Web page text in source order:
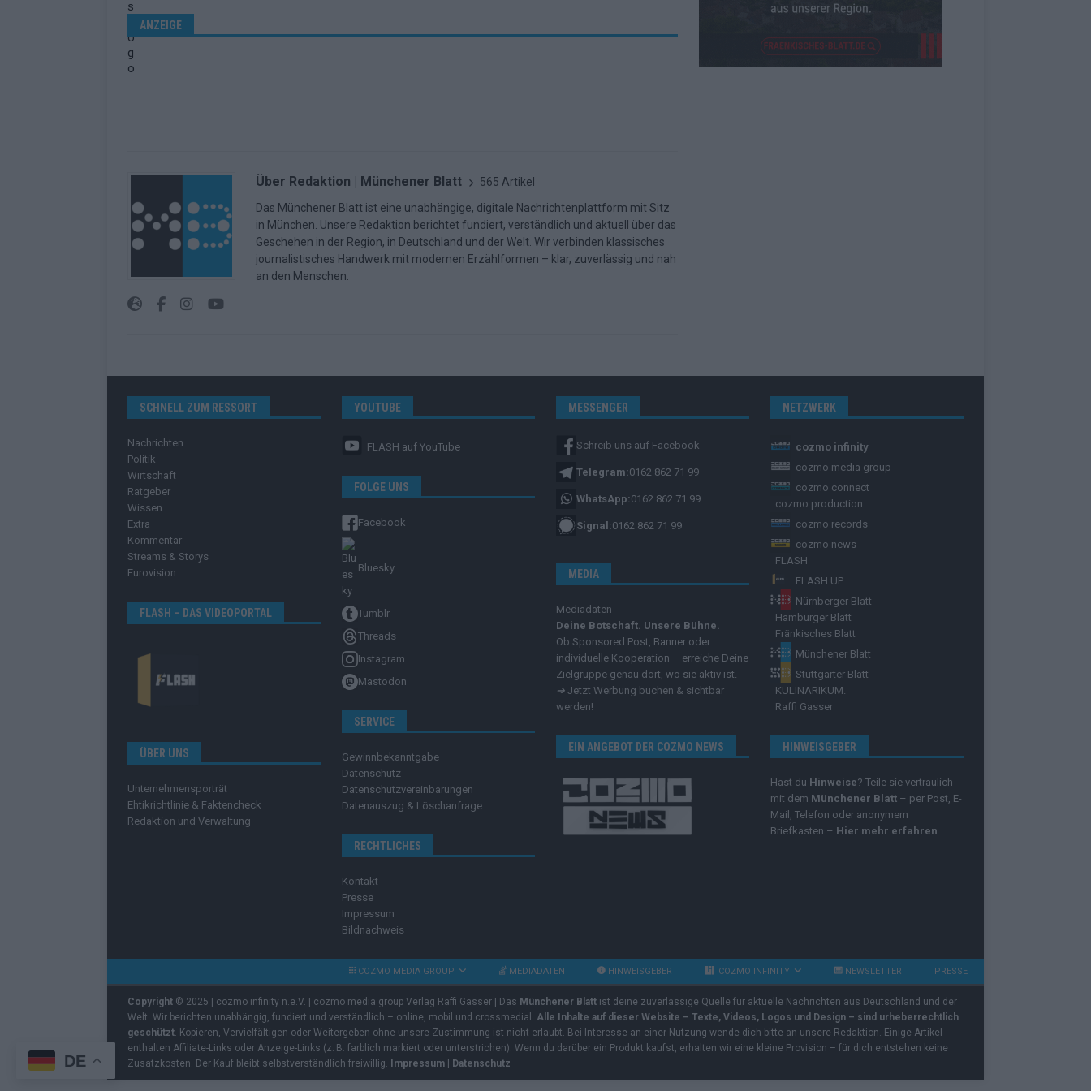
ANZEIGE
Über Redaktion | Münchener Blatt 565 Artikel
Das Münchener Blatt ist eine unabhängige, digitale Nachrichtenplattform mit Sitz
in München. Unsere Redaktion berichtet fundiert, verständlich und aktuell über das
Geschehen in der Region, in Deutschland und der Welt. Wir verbinden klassisches
journalistisches Handwerk mit modernen Erzählformen – klar, zuverlässig und nah
an den Menschen.
SCHNELL ZUM RESSORT
Nachrichten
Politik
Wirtschaft
Ratgeber
Wissen
Extra
Kommentar
Streams & Storys
Eurovision
FLASH – DAS VIDEOPORTAL
ÜBER UNS
Unternehmensporträt
Ehtikrichtlinie & Faktencheck
Redaktion und Verwaltung
YOUTUBE
FLASH auf YouTube
FOLGE UNS
Facebook
Bluesky
Tumblr
Threads
Instagram
Mastodon
SERVICE
Gewinnbekanntgabe
Datenschutz
Datenschutzvereinbarungen
Datenauszug & Löschanfrage
RECHTLICHES
Kontakt
Presse
Impressum
Bildnachweis
MESSENGER
Schreib uns auf Facebook
Telegram:0162 862 71 99
WhatsApp:0162 862 71 99
Signal:0162 862 71 99
MEDIA
Mediadaten
Deine Botschaft. Unsere Bühne.
Ob Sponsored Post, Banner oder
individuelle Kooperation – erreiche Deine
Zielgruppe genau dort, wo sie aktiv ist.
➔ Jetzt Werbung buchen & sichtbar
werden!
EIN ANGEBOT DER COZMO NEWS
NETZWERK
cozmo infinity
cozmo media group
cozmo connect
cozmo production
cozmo records
cozmo news
FLASH
FLASH UP
Nürnberger Blatt
Hamburger Blatt
Fränkisches Blatt
Münchener Blatt
Stuttgarter Blatt
KULINARIKUM.
Raffi Gasser
HINWEISGEBER
Hast du Hinweise? Teile sie vertraulich
mit dem Münchener Blatt – per Post, E-
Mail, Telefon oder anonymem
Briefkasten – Hier mehr erfahren.
COZMO MEDIA GROUP MEDIADATEN HINWEISGEBER COZMO INFINITY NEWSLETTER PRESSE
Copyright © 2025 | cozmo infinity n.e.V. | cozmo media group Verlag Raffi Gasser | Das Münchener Blatt ist deine zuverlässige Quelle für aktuelle Nachrichten aus Deutschland und der
Welt. Wir berichten unabhängig, fundiert und verständlich – online, mobil und crossmedial. Alle Inhalte auf dieser Website – Texte, Videos, Logos und Design – sind urheberrechtlich
geschützt. Kopieren, Vervielfältigen oder Weitergeben ohne unsere Zustimmung ist nicht erlaubt. Bei Interesse an einer Nutzung wende dich bitte an unsere Redaktion. Einige Artikel
enthalten Affiliate-Links oder Anzeige-Links (z. B. farblich markiert oder unterstrichen). Wenn du darüber ein Produkt kaufst, erhalten wir eine kleine Provision – für dich entstehen keine
Zusatzkosten. Der Kauf bleibt selbstverständlich freiwillig.
Impressum Datenschutz
DE